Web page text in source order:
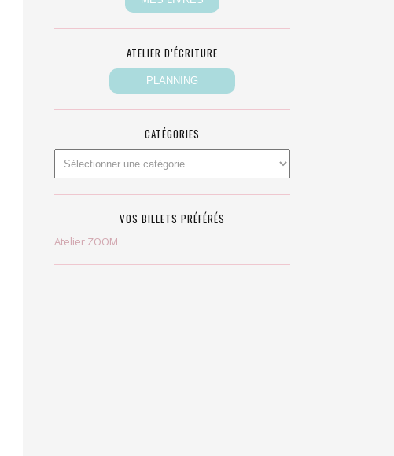
ATELIER D’ÉCRITURE
CATÉGORIES
VOS BILLETS PRÉFÉRÉS
Atelier ZOOM